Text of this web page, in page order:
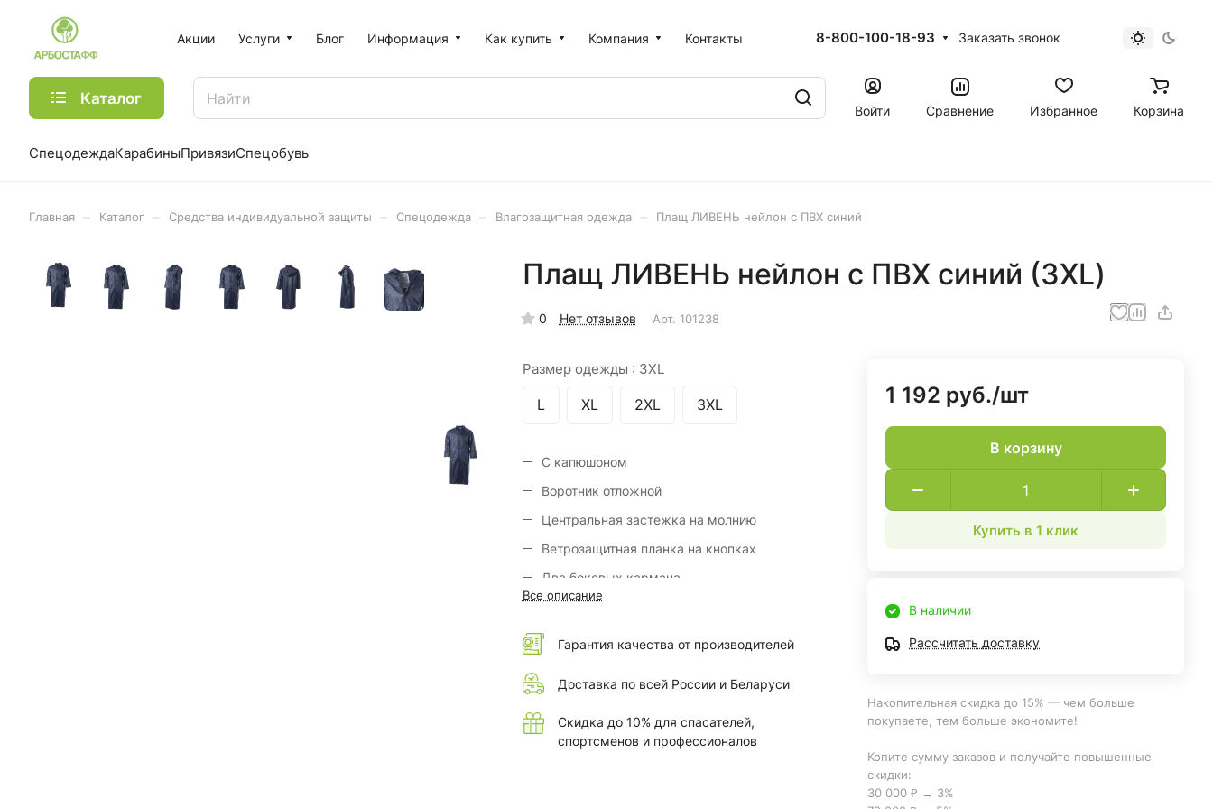
Акции Услуги Блог Информация Как купить Компания Контакты 8-800-100-18-93 Заказать звонок
Каталог
Войти Сравнение Избранное Корзина
СпецодеждаКарабиныПривязиСпецобувь
Главная Каталог Средства индивидуальной защиты Спецодежда Влагозащитная одежда Плащ ЛИВЕНЬ нейлон с ПВХ синий
Плащ ЛИВЕНЬ нейлон с ПВХ синий (3XL)
0 Нет отзывов Арт. 101238
Размер одежды : 3XL
L XL 2XL 3XL
С капюшоном
Воротник отложной
Центральная застежка на молнию
Ветрозащитная планка на кнопках
Два боковых кармана
Рукава реглан с внутренними манжетами на
Все швы проклеены
Индивидуальная упаковка
Все описание
Гарантия качества от производителей
Доставка по всей России и Беларуси
Скидка до 10% для спасателей,
спортсменов и профессионалов
1 192 руб./шт
В корзину
Купить в 1 клик
В наличии
Рассчитать доставку
Накопительная скидка до 15% — чем больше
покупаете, тем больше экономите!
Копите сумму заказов и получайте повышенные
скидки:
30 000 ₽ → 3%